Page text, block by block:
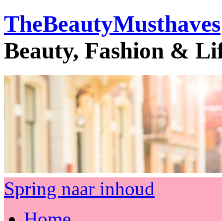
TheBeautyMusthaves
Beauty, Fashion &
Spring naar inhoud